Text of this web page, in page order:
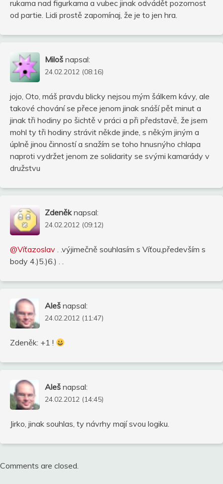
rukama nad figurkama a vubec jinak odvádět pozornost
od partie. Lidi prostě zapomínaj, že je to jen hra.
Miloš napsal:
24.02.2012 (08:16)
jojo, Oto, máš pravdu blicky nejsou mým šálkem kávy, ale
takové chování se přece jenom jinak snáší pět minut a
jinak tři hodiny po šichtě v práci a při představě, že jsem
mohl ty tři hodiny strávit někde jinde, s někým jiným a
úplně jinou činností a snažím se toho hnusnýho chlapa
naproti vydržet jenom ze solidarity se svými kamarády v
družstvu
Zdeněk napsal:
24.02.2012 (09:12)
@Víťazoslav
. .výjimečně souhlasím s Víťou,především s
body 4.)5.)6.) . .
Aleš napsal:
24.02.2012 (11:47)
Zdeněk: +1 !
Aleš napsal:
24.02.2012 (14:45)
Jirko, jinak souhlas, ty návrhy mají svou logiku.
Comments are closed.